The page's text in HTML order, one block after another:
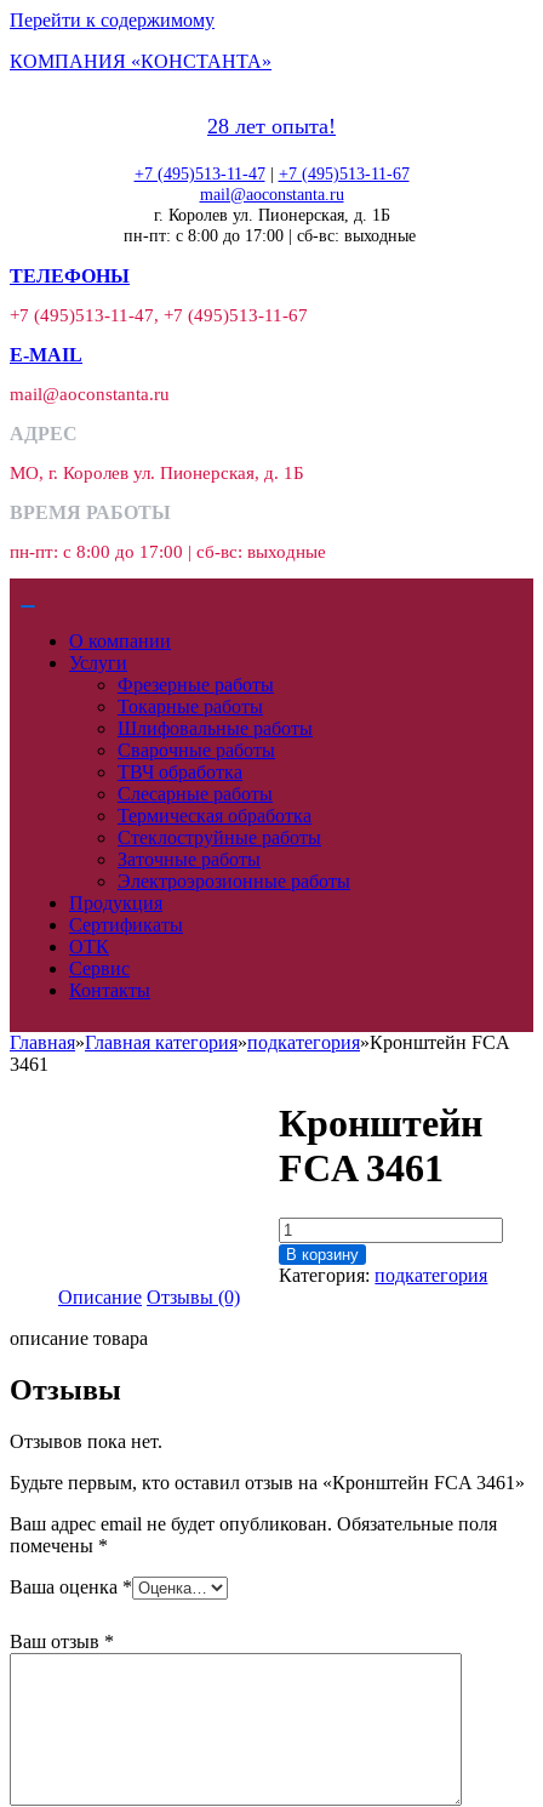
Перейти к содержимому
КОМПАНИЯ «КОНСТАНТА»
28 лет опыта!
+7 (495)513-11-47| +7 (495)513-11-67
mail@aoconstanta.ru
г. Королев ул. Пионерская, д. 1Б
пн-пт: с 8:00 до 17:00 | сб-вс: выходные
ТЕЛЕФОНЫ
+7 (495)513-11-47, +7 (495)513-11-67
E-MAIL
mail@aoconstanta.ru
АДРЕС
МО, г. Королев ул. Пионерская, д. 1Б
ВРЕМЯ РАБОТЫ
пн-пт: с 8:00 до 17:00 | сб-вс: выходные
О компании
Услуги
Фрезерные работы
Токарные работы
Шлифовальные работы
Сварочные работы
ТВЧ обработка
Слесарные работы
Термическая обработка
Стеклоструйные работы
Заточные работы
Электроэрозионные работы
Продукция
Сертификаты
ОТК
Сервис
Контакты
Главная»Главная категория»подкатегория»Кронштейн FCA
3461
Кронштейн
FCA 3461
Количество
товара
Кронштейн
В корзину
Категория:подкатегория
Описание Отзывы (0)
описание товара
Отзывы
Отзывов пока нет.
Будьте первым, кто оставил отзыв на «Кронштейн FCA 3461»
Ваш адрес email не будет опубликован. Обязательные поля
помечены *
Ваша оценка *
Ваш отзыв *